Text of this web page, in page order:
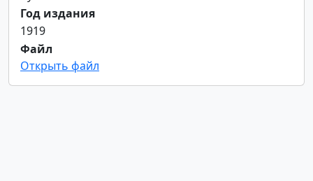
Год издания
1919
Файл
Открыть файл